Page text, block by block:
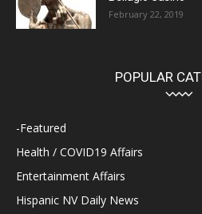
February 22, 2019
POPULAR
-Featured
Health / COVID19 Affairs
Entertainment Affairs
Hispanic NV Daily News